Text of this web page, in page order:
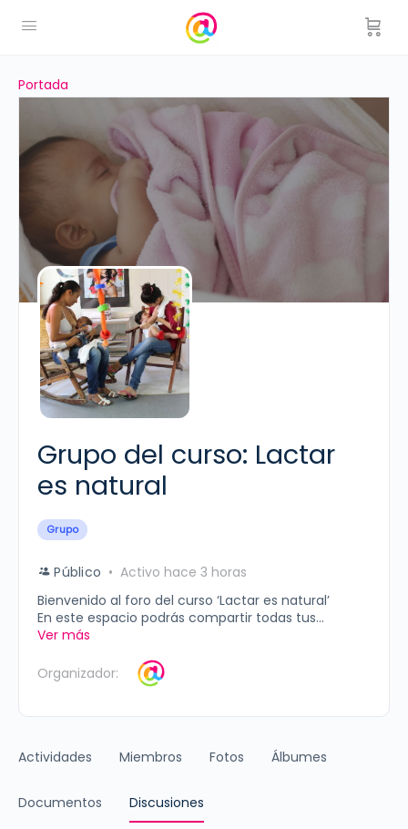
Portada
Grupo del curso: Lactar
es natural
Grupo
Público
Activo hace 3 horas
Bienvenido al foro del curso ‘Lactar es natural’
En este espacio podrás compartir todas tus...
Ver más
Organizador:
Actividades Miembros Fotos Álbumes
Documentos Discusiones